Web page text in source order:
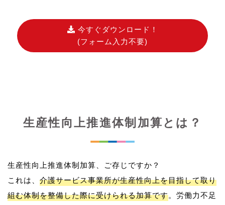
今すぐダウンロード！
(フォーム入力不要)
生産性向上推進体制加算とは？
生産性向上推進体制加算、ご存じですか？
これは、 介護サービス事業所が生産性向上を目指して取り
組む体制を整備した際に受けられる加算です。労働力不足